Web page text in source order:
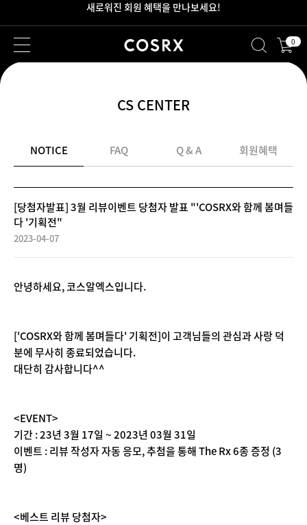
2만원 이상 무료 배송
0
CS CENTER
NOTICE FAQ Q & A 회원혜택
[당첨자발표] 3월 리뷰이벤트 당첨자 발표 "'COSRX와 함께 봄며들
다 '기획전"
2023-04-07
안녕하세요, 코스알엑스입니다.
['COSRX와 함께 봄며들다' 기획전]이 고객님들의 관심과 사랑 덕
분에 무사히 종료되었습니다.
대단히 감사합니다^^
<EVENT>
기간 : 23년 3월 17일 ~ 2023년 03월 31일
이벤트 : 리뷰 작성자 자동 응모, 추첨을 통해 The Rx 6종 증정 (3
명)
<베스트 리뷰 당첨자>